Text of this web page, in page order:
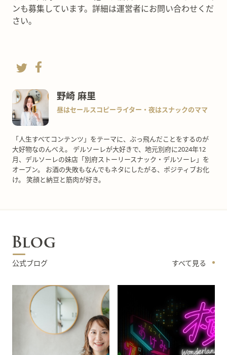
ンも募集しています。詳細は運営者にお問い合わせくだ
さい。
野崎 麻里
昼はセールスコピーライター・夜はスナックのママ
「人生すべてコンテンツ」をテーマに、ぶっ飛んだことをするのが
大好物なのんべえ。 デルソーレが大好きで、地元別府に2024年12
月、デルソーレの妹店「別府ストーリースナック・デルソーレ」を
オープン。 お酒の失敗もなんでもネタにしたがる、ポジティブお化
け。 笑顔と納豆と筋肉が好き。
公式ブログ すべて見る